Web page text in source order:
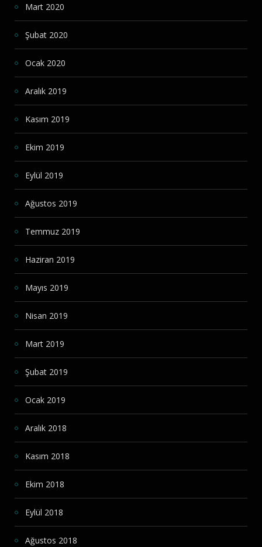
Mart 2020
Şubat 2020
Ocak 2020
Aralık 2019
Kasım 2019
Ekim 2019
Eylül 2019
Ağustos 2019
Temmuz 2019
Haziran 2019
Mayıs 2019
Nisan 2019
Mart 2019
Şubat 2019
Ocak 2019
Aralık 2018
Kasım 2018
Ekim 2018
Eylül 2018
Ağustos 2018